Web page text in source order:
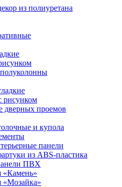
из полиуретана
рисунком
дверных проемов
и купола
панели
из ABS-пластика
ПВХ
«Камень»
«Мозайка»